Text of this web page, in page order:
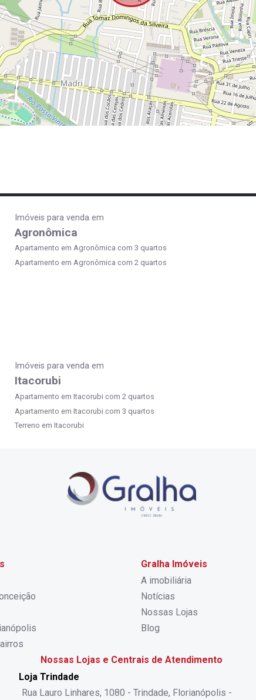
Imóveis para venda em
Agronômica
Apartamento em Agronômica com 3 quartos
Apartamento em Agronômica com 2 quartos
Imóveis para venda em
Itacorubi
Apartamento em Itacorubi com 2 quartos
Apartamento em Itacorubi com 3 quartos
Terreno em Itacorubi
Gralha Imóveis
A imobiliária
Notícias
Nossas Lojas
Blog
Nossas Lojas e Centrais de Atendimento
Loja Trindade
Rua Lauro Linhares, 1080 - Trindade, Florianópolis -